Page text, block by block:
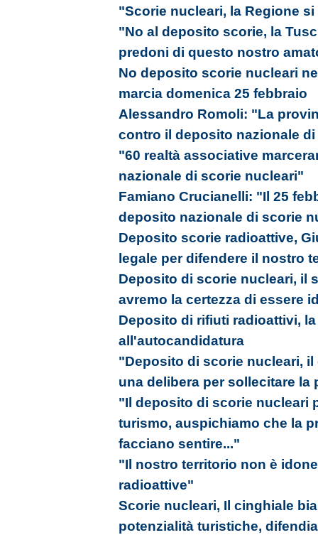
"Scorie nucleari, la Regione
"No al deposito scorie, la
predoni di questo nostro
No deposito scorie nucleari
marcia domenica 25 febbraio
Alessandro Romoli: "La
contro il deposito nazionale
"60 realtà associative
nazionale di scorie nucleari"
Famiano Crucianelli: "Il 25
deposito nazionale di scorie
Deposito scorie radioattive,
legale per difendere il nostro
Deposito di scorie nucleari, il
avremo la certezza di essere
Deposito di rifiuti radioattivi,
all'autocandidatura
"Deposito di scorie nucleari,
una delibera per sollecitare
"Il deposito di scorie nucleari
turismo, auspichiamo che la
facciano sentire..."
"Il nostro territorio non è
radioattive"
Scorie nucleari, Il cinghiale
potenzialità turistiche,